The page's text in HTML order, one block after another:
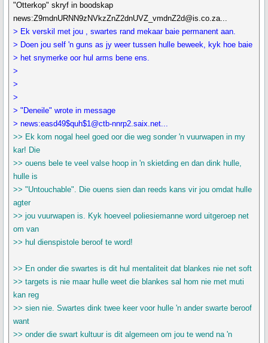
"Otterkop" skryf in boodskap
news:Z9mdnURNN9zNVkzZnZ2dnUVZ_vmdnZ2d@is.co.za...
> Ek verskil met jou , swartes rand mekaar baie permanent aan.
> Doen jou self 'n guns as jy weer tussen hulle beweek, kyk hoe baie
> het snymerke oor hul arms bene ens.
>
>
>
> "Deneile" wrote in message
> news:easd49$quh$1@ctb-nnrp2.saix.net...
>> Ek kom nogal heel goed oor die weg sonder 'n vuurwapen in my
kar! Die
>> ouens bele te veel valse hoop in 'n skietding en dan dink hulle,
hulle is
>> "Untouchable". Die ouens sien dan reeds kans vir jou omdat hulle
agter
>> jou vuurwapen is. Kyk hoeveel poliesiemanne word uitgeroep net
om van
>> hul dienspistole beroof te word!
>> En onder die swartes is dit hul mentaliteit dat blankes nie net soft
>> targets is nie maar hulle weet die blankes sal hom nie met muti
kan reg
>> sien nie. Swartes dink twee keer voor hulle 'n ander swarte beroof
want
>> onder die swart kultuur is dit algemeen om jou te wend na 'n